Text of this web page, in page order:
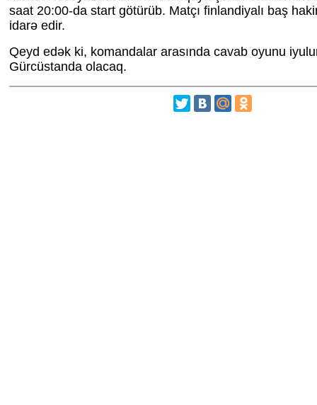
saat 20:00-da start götürüb. Matçı finlandiyalı baş
idarə edir.
Qeyd edək ki, komandalar arasında cavab oyunu
Gürcüstanda olacaq.